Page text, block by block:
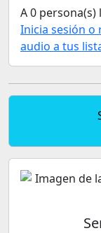
A 0 persona(s)
Inicia sesión
audio a tus